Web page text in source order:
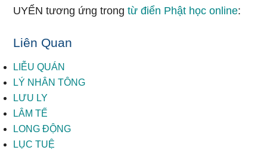
UYỂN tương ứng trongtừ điển Phật học online:
Liên Quan
LIỄU QUÁN
LÝ NHÂN TÔNG
LƯU LY
LÂM TẾ
LONG ĐỘNG
LỤC TUỆ